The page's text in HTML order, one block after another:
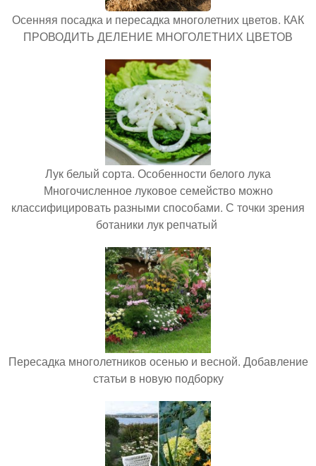
Осенняя посадка и пересадка многолетних цветов. КАК
ПРОВОДИТЬ ДЕЛЕНИЕ МНОГОЛЕТНИХ ЦВЕТОВ
Лук белый сорта. Особенности белого лука
Многочисленное луковое семейство можно
классифицировать разными способами. С точки зрения
ботаники лук репчатый
Пересадка многолетников осенью и весной. Добавление
статьи в новую подборку